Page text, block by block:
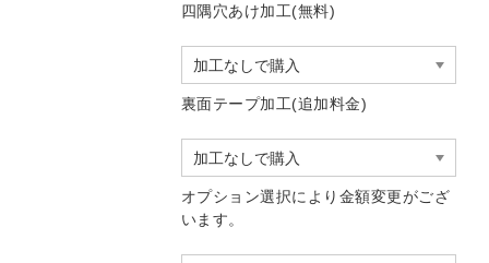
四隅穴あけ加工(無料)
裏面テープ加工(追加料金)
オプション選択により金額変更がござ
います。